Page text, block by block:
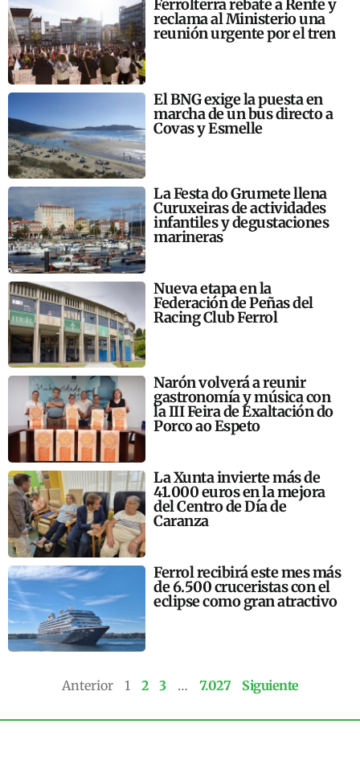
Ferrolterra rebate a Renfe y
reclama al Ministerio una
reunión urgente por el tren
El BNG exige la puesta en
marcha de un bus directo a
Covas y Esmelle
La Festa do Grumete llena
Curuxeiras de actividades
infantiles y degustaciones
marineras
Nueva etapa en la
Federación de Peñas del
Racing Club Ferrol
Narón volverá a reunir
gastronomía y música con
la III Feira de Exaltación do
Porco ao Espeto
La Xunta invierte más de
41.000 euros en la mejora
del Centro de Día de
Caranza
Ferrol recibirá este mes más
de 6.500 cruceristas con el
eclipse como gran atractivo
Anterior 1 2 3 … 7.027 Siguiente